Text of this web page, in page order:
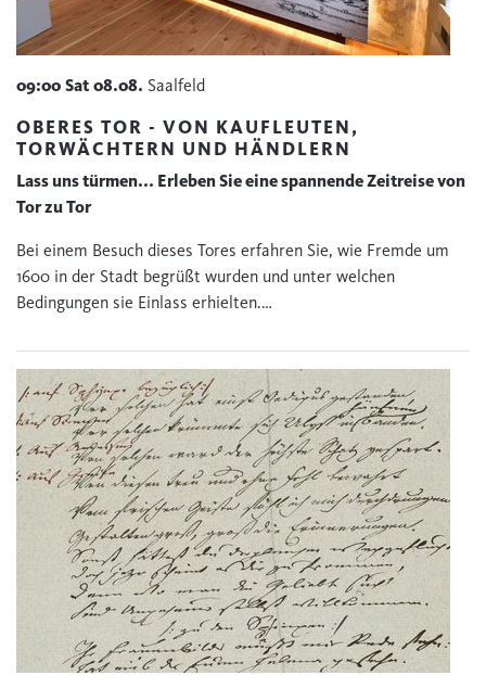
09:00 Sat 08.08. Saalfeld
OBERES TOR - VON KAUFLEUTEN,
TORWÄCHTERN UND HÄNDLERN
Lass uns türmen... Erleben Sie eine spannende Zeitreise von
Tor zu Tor
Bei einem Besuch dieses Tores erfahren Sie, wie Fremde um
1600 in der Stadt begrüßt wurden und unter welchen
Bedingungen sie Einlass erhielten.…